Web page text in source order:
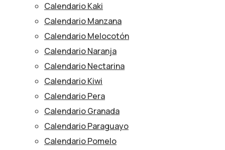
Calendario Kaki
Calendario Manzana
Calendario Melocotón
Calendario Naranja
Calendario Nectarina
Calendario Kiwi
Calendario Pera
Calendario Granada
Calendario Paraguayo
Calendario Pomelo